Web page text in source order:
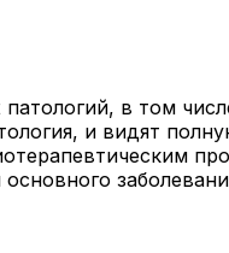
в том
и видят